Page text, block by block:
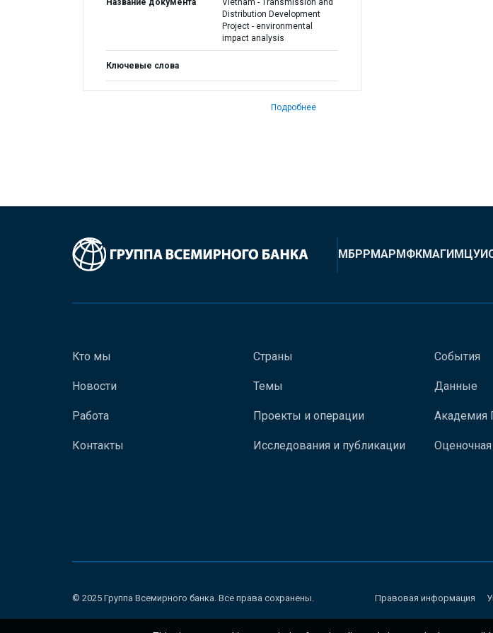
Название документа
Vietnam - Transmission and
Distribution Development
Project - environmental
impact analysis
Ключевые слова
Подробнее
МБРРМАРМФКМАГИ
Кто мы
Новости
Работа
Контакты
Страны
Темы
Проекты и операции
Исследования и публикации
События
Данные
Академия
Оценочная
© 2025 Группа Всемирного банка. Все права сохранены. Правовая информация